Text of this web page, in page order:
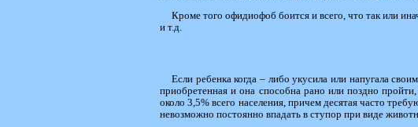
Кроме того офидиофоб боится и всего, что так или
и т.д.
Если ребенка когда – либо укусила или напугала
приобретенная и она способна рано или поздно
около 3,5% всего населения, причем десятая часто
невозможно постоянно впадать в ступор при виде